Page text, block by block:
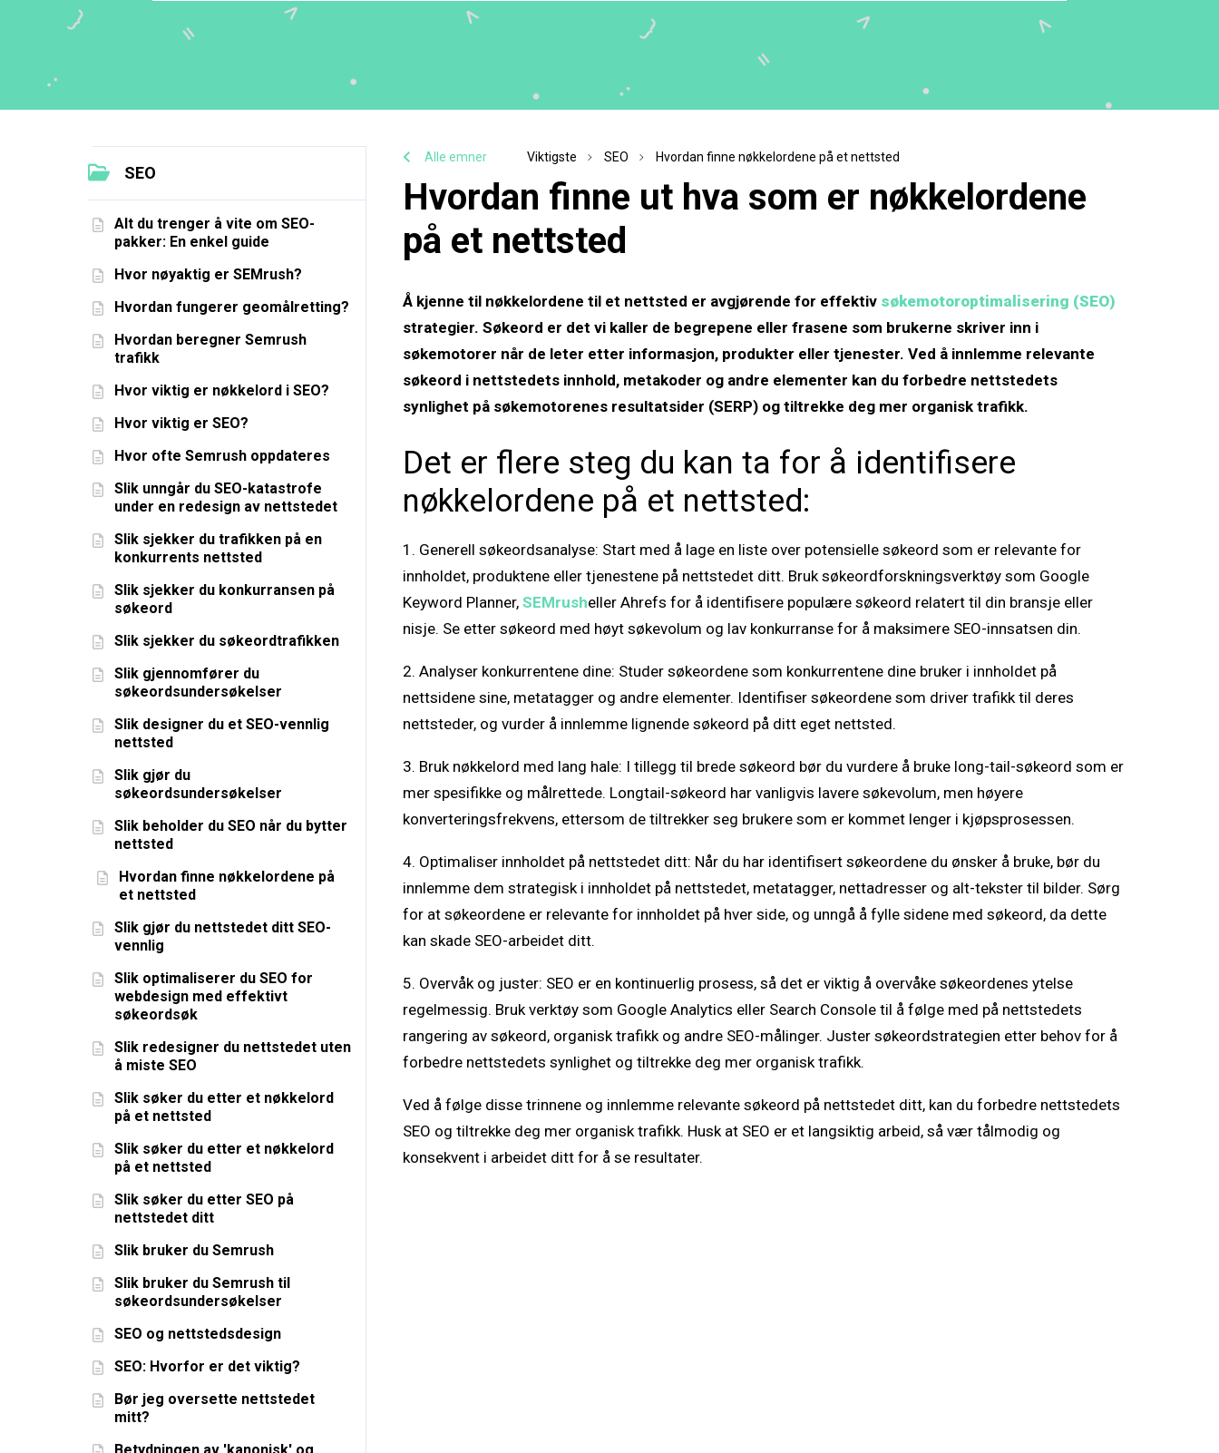
SEO
Alt du trenger å vite om SEO-
pakker: En enkel guide
Hvor nøyaktig er SEMrush?
Hvordan fungerer geomålretting?
Hvordan beregner Semrush
trafikk
Hvor viktig er nøkkelord i SEO?
Hvor viktig er SEO?
Hvor ofte Semrush oppdateres
Slik unngår du SEO-katastrofe
under en redesign av nettstedet
Slik sjekker du trafikken på en
konkurrents nettsted
Slik sjekker du konkurransen på
søkeord
Slik sjekker du søkeordtrafikken
Slik gjennomfører du
søkeordsundersøkelser
Slik designer du et SEO-vennlig
nettsted
Slik gjør du
søkeordsundersøkelser
Slik beholder du SEO når du bytter
nettsted
Hvordan finne nøkkelordene på
et nettsted
Slik gjør du nettstedet ditt SEO-
vennlig
Slik optimaliserer du SEO for
webdesign med effektivt
søkeordsøk
Slik redesigner du nettstedet uten
å miste SEO
Slik søker du etter et nøkkelord
på et nettsted
Slik søker du etter et nøkkelord
på et nettsted
Slik søker du etter SEO på
nettstedet ditt
Slik bruker du Semrush
Slik bruker du Semrush til
søkeordsundersøkelser
SEO og nettstedsdesign
SEO: Hvorfor er det viktig?
Bør jeg oversette nettstedet
mitt?
Alle emner Viktigste SEO Hvordan finne nøkkelordene på et nettsted
Hvordan finne ut hva som er nøkkelordene
på et nettsted
Å kjenne til nøkkelordene til et nettsted er avgjørende for effektiv søkemotoroptimalisering (SEO)
strategier. Søkeord er det vi kaller de begrepene eller frasene som brukerne skriver inn i
søkemotorer når de leter etter informasjon, produkter eller tjenester. Ved å innlemme relevante
søkeord i nettstedets innhold, metakoder og andre elementer kan du forbedre nettstedets
synlighet på søkemotorenes resultatsider (SERP) og tiltrekke deg mer organisk trafikk.
Det er flere steg du kan ta for å identifisere
nøkkelordene på et nettsted:
1. Generell søkeordsanalyse: Start med å lage en liste over potensielle søkeord som er relevante for
innholdet, produktene eller tjenestene på nettstedet ditt. Bruk søkeordforskningsverktøy som Google
Keyword Planner, SEMrusheller Ahrefs for å identifisere populære søkeord relatert til din bransje eller
nisje. Se etter søkeord med høyt søkevolum og lav konkurranse for å maksimere SEO-innsatsen din.
2. Analyser konkurrentene dine: Studer søkeordene som konkurrentene dine bruker i innholdet på
nettsidene sine, metatagger og andre elementer. Identifiser søkeordene som driver trafikk til deres
nettsteder, og vurder å innlemme lignende søkeord på ditt eget nettsted.
3. Bruk nøkkelord med lang hale: I tillegg til brede søkeord bør du vurdere å bruke long-tail-søkeord som er
mer spesifikke og målrettede. Longtail-søkeord har vanligvis lavere søkevolum, men høyere
konverteringsfrekvens, ettersom de tiltrekker seg brukere som er kommet lenger i kjøpsprosessen.
4. Optimaliser innholdet på nettstedet ditt: Når du har identifisert søkeordene du ønsker å bruke, bør du
innlemme dem strategisk i innholdet på nettstedet, metatagger, nettadresser og alt-tekster til bilder. Sørg
for at søkeordene er relevante for innholdet på hver side, og unngå å fylle sidene med søkeord, da dette
kan skade SEO-arbeidet ditt.
5. Overvåk og juster: SEO er en kontinuerlig prosess, så det er viktig å overvåke søkeordenes ytelse
regelmessig. Bruk verktøy som Google Analytics eller Search Console til å følge med på nettstedets
rangering av søkeord, organisk trafikk og andre SEO-målinger. Juster søkeordstrategien etter behov for å
forbedre nettstedets synlighet og tiltrekke deg mer organisk trafikk.
Ved å følge disse trinnene og innlemme relevante søkeord på nettstedet ditt, kan du forbedre nettstedets
SEO og tiltrekke deg mer organisk trafikk. Husk at SEO er et langsiktig arbeid, så vær tålmodig og
konsekvent i arbeidet ditt for å se resultater.